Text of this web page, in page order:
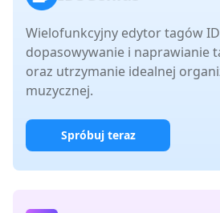
Wielofunkcyjny edytor tagów
dopasowywanie i naprawianie
oraz utrzymanie idealnej
muzycznej.
Spróbuj teraz